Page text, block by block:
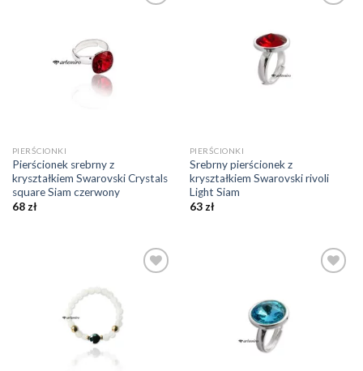
PIERŚCIONKI
Pierścionek srebrny z
kryształkiem Swarovski Crystals
square Siam czerwony
68zł
PIERŚCIONKI
Srebrny pierścionek z
kryształkiem Swarovski rivoli
Light Siam
63zł
ulubionych